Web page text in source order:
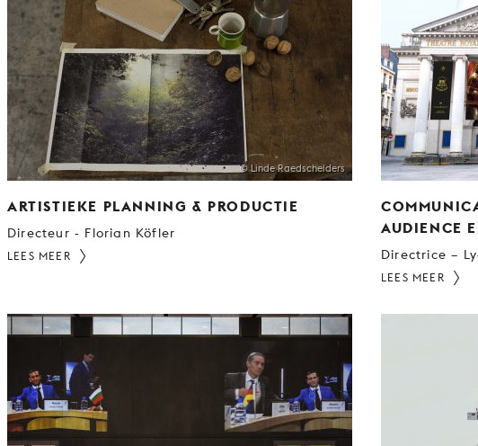
© Linde Raedschelders
ARTISTIEKE PLANNING & PRODUCTIE
Directeur - Florian Köfler
LEES MEER
AUDIENCE
Directrice –
LEES MEER